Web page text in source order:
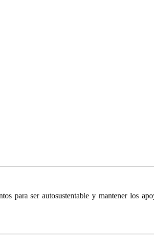
para ser autosustentable y mantener los